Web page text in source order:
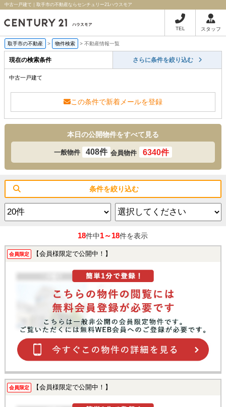
中古一戸建て｜取手市の不動産ならセンチュリー21ハウスモア
TEL スタッフ
取手市の不動産 > 物件検索 > 不動産情報一覧
現在の検索条件 さらに条件を絞り込む
中古一戸建て
この条件で新着メールを登録
本日の公開物件をすべて見る
一般物件 408件 会員物件 6340件
条件を絞り込む
18件中1～18件を表示
会員限定 【会員様限定で公開中！】
会員限定 【会員様限定で公開中！】